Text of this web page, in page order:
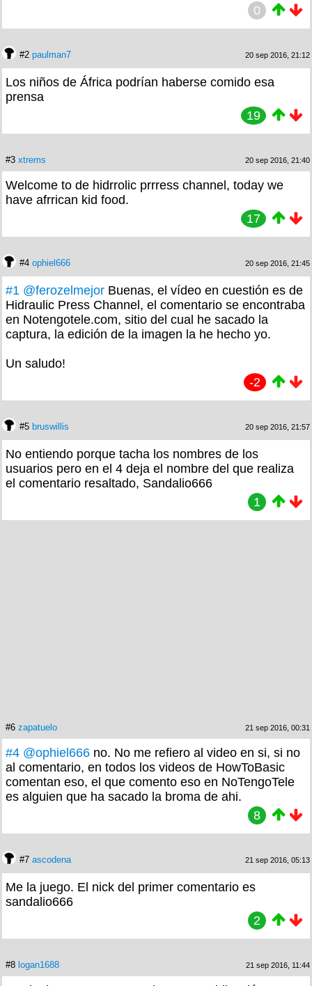
0
#2 paulman7 20 sep 2016, 21:12
Los niños de África podrían haberse comido esa
prensa
19
#3 xtrems 20 sep 2016, 21:40
Welcome to de hidrrolic prrress channel, today we
have afrrican kid food.
17
#4 ophiel666 20 sep 2016, 21:45
#1 @ferozelmejor Buenas, el vídeo en cuestión es de
Hidraulic Press Channel, el comentario se encontraba
en Notengotele.com, sitio del cual he sacado la
captura, la edición de la imagen la he hecho yo.
Un saludo!
-2
#5 bruswillis 20 sep 2016, 21:57
No entiendo porque tacha los nombres de los
usuarios pero en el 4 deja el nombre del que realiza
el comentario resaltado, Sandalio666
1
#6 zapatuelo 21 sep 2016, 00:31
#4 @ophiel666 no. No me refiero al video en si, si no
al comentario, en todos los videos de HowToBasic
comentan eso, el que comento eso en NoTengoTele
es alguien que ha sacado la broma de ahi.
8
#7 ascodena 21 sep 2016, 05:13
Me la juego. El nick del primer comentario es
sandalio666
2
#8 logan1688 21 sep 2016, 11:44